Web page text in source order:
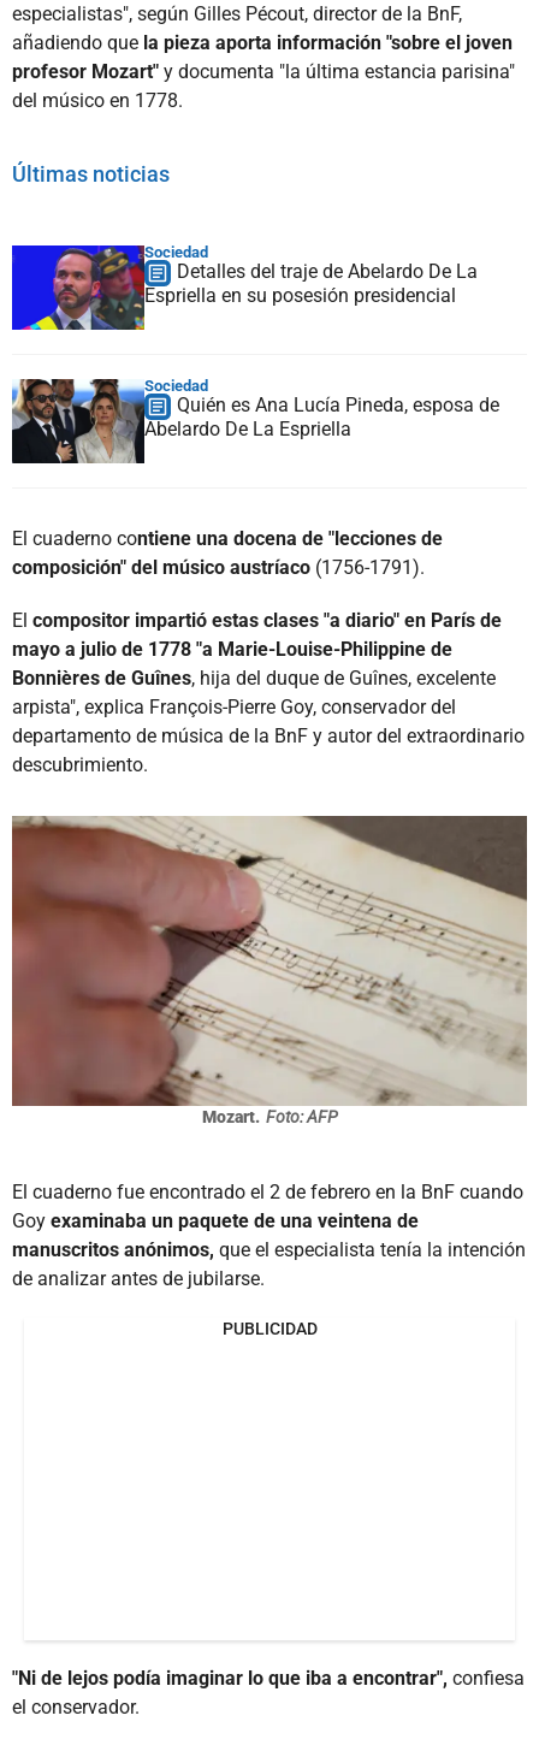
especialistas", según Gilles Pécout, director de la BnF,
añadiendo que la pieza aporta información "sobre el joven
profesor Mozart" y documenta "la última estancia parisina"
del músico en 1778.
Últimas noticias
Sociedad
Detalles del traje de Abelardo De La
Espriella en su posesión presidencial
Sociedad
Quién es Ana Lucía Pineda, esposa de
Abelardo De La Espriella
El cuaderno contiene una docena de "lecciones de
composición" del músico austríaco (1756-1791).
El compositor impartió estas clases "a diario" en París de
mayo a julio de 1778 "a Marie-Louise-Philippine de
Bonnières de Guînes, hija del duque de Guînes, excelente
arpista", explica François-Pierre Goy, conservador del
departamento de música de la BnF y autor del extraordinario
descubrimiento.
Mozart. Foto: AFP
El cuaderno fue encontrado el 2 de febrero en la BnF cuando
Goy examinaba un paquete de una veintena de
manuscritos anónimos, que el especialista tenía la intención
de analizar antes de jubilarse.
PUBLICIDAD
"Ni de lejos podía imaginar lo que iba a encontrar", confiesa
el conservador.